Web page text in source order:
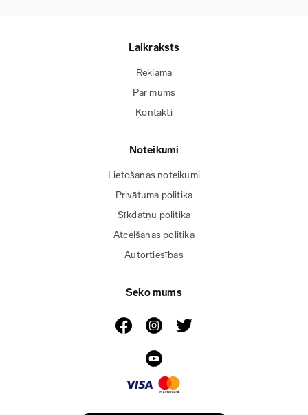
Laikraksts
Reklāma
Par mums
Kontakti
Noteikumi
Lietošanas noteikumi
Privātuma politika
Sīkdatņu politika
Atcelšanas politika
Autortiesības
Seko mums